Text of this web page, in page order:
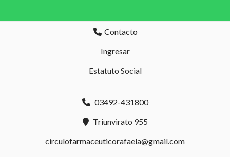
Contacto
Ingresar
Estatuto Social
03492-431800
Triunvirato 955
circulofarmaceuticorafaela@gmail.com